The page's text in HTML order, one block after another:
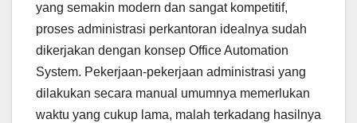
yang semakin modern dan sangat kompetitif,
proses administrasi perkantoran idealnya sudah
dikerjakan dengan konsep Office Automation
System. Pekerjaan-pekerjaan administrasi yang
dilakukan secara manual umumnya memerlukan
waktu yang cukup lama, malah terkadang hasilnya